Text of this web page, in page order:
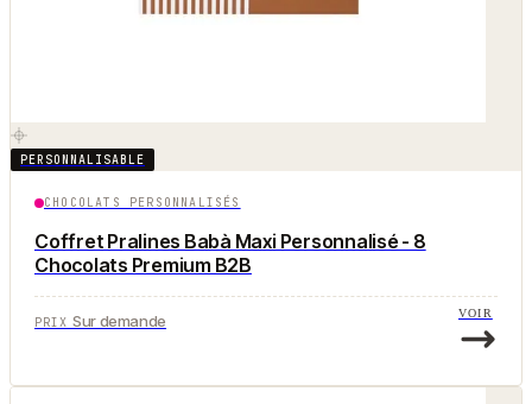
PERSONNALISABLE
CHOCOLATS PERSONNALISÉS
Coffret Pralines Babà Maxi Personnalisé - 8
Chocolats Premium B2B
PRIX Sur demande VOIR